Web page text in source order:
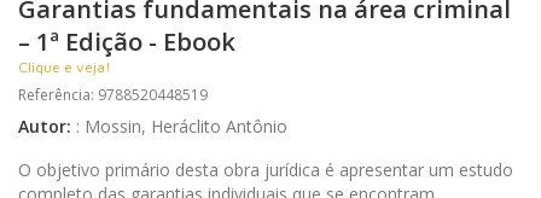
Garantias fundamentais na área criminal
– 1ª Edição - Ebook
Clique e veja!
Referência: 9788520448519
Autor: : Mossin, Heráclito Antônio
O objetivo primário desta obra jurídica é apresentar um estudo